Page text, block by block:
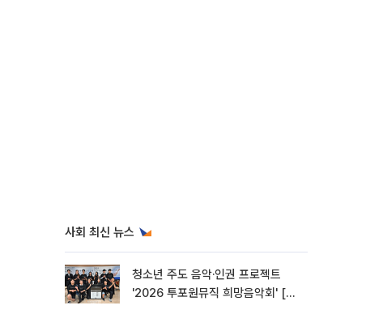
사회 최신 뉴스
청소년 주도 음악·인권 프로젝트
'2026 투포원뮤직 희망음악회' [포